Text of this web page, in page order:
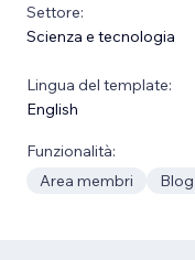
Settore:
Scienza e tecnologia
Lingua del template:
English
Funzionalità:
Area membri
Blog